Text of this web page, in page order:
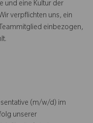
und eine Kultur der
verpflichten uns, ein
einbezogen,
(m/w/d) im
unserer